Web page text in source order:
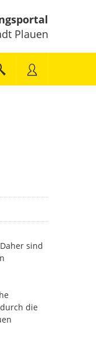
Plauen
sind
die